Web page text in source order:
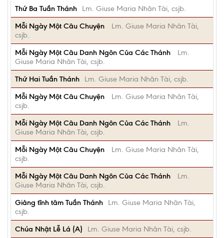
Thứ Ba Tuần Thánh
Lm. Giuse Maria Nhân Tài, csjb.
Mỗi Ngày Một Câu Chuyện
Lm. Giuse Maria Nhân Tài,
csjb.
Mỗi Ngày Một Câu Danh Ngôn Của Các Thánh
Lm.
Giuse Maria Nhân Tài, csjb.
Thứ Hai Tuần Thánh
Lm. Giuse Maria Nhân Tài, csjb.
Mỗi Ngày Một Câu Chuyện
Lm. Giuse Maria Nhân Tài,
csjb.
Mỗi Ngày Một Câu Danh Ngôn Của Các Thánh
Lm.
Giuse Maria Nhân Tài, csjb.
Mỗi Ngày Một Câu Chuyện
Lm. Giuse Maria Nhân Tài,
csjb.
Mỗi Ngày Một Câu Danh Ngôn Của Các Thánh
Lm.
Giuse Maria Nhân Tài, csjb.
Giảng tĩnh tâm Tuần Thánh
Lm. Giuse Maria Nhân Tài,
csjb.
Chúa Nhật Lễ Lá (A)
Lm. Giuse Maria Nhân Tài, csjb.